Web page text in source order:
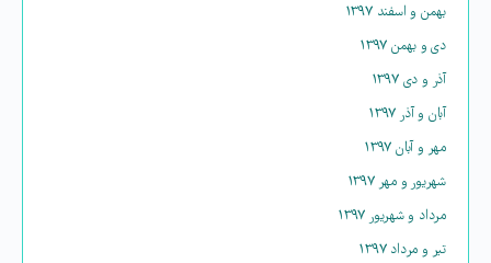
بهمن و اسفند ۱۳۹۷
دی و بهمن ۱۳۹۷
آذر و دی ۱۳۹۷
آبان و آذر ۱۳۹۷
مهر و آبان ۱۳۹۷
شهریور و مهر ۱۳۹۷
مرداد و شهریور ۱۳۹۷
تیر و مرداد ۱۳۹۷